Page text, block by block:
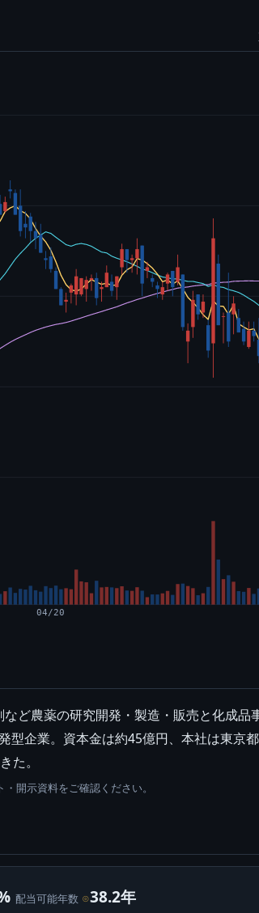
04/20
ど農薬の研究開発・製造・販売と化成
型企業。資本金は約45億円、本社は東京
た。
開示資料をご確認ください。
配当可能年数 ⊙38.2年